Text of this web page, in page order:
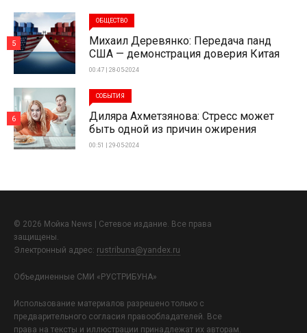
ОБЩЕСТВО
Михаил Деревянко: Передача панд
США — демонстрация доверия Китая
00:47 | 28-05-2024
5
СОБЫТИЯ
Диляра Ахметзянова: Стресс может
быть одной из причин ожирения
00:51 | 29-05-2024
6
© 2026 Мойка News | Сетевое издание. Все права
защищены.
Электронный адрес: rustribuna@yandex.ru
Объединенные СМИ «РУСТРИБУНА»
Использование материалов разрешено только с
предварительного согласия правообладателей. Все
права на тексты и иллюстрации принадлежат их авторам.